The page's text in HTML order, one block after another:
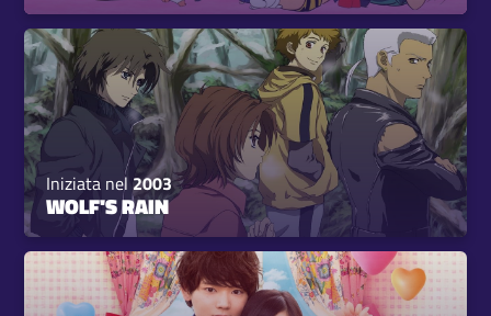
Iniziata nel2003
WOLF'S RAIN